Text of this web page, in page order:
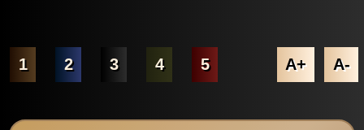
1 2 3 4 5 A+ A-